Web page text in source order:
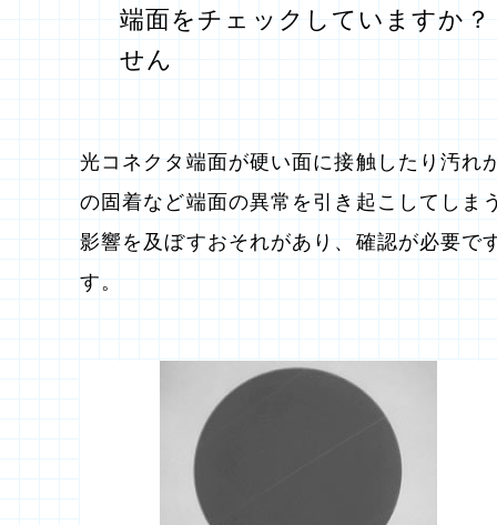
端面をチェックしていますか
せん
光コネクタ端面が硬い面に接触したり汚
の固着など端面の異常を引き起こしてし
影響を及ぼすおそれがあり、確認が必要
す。